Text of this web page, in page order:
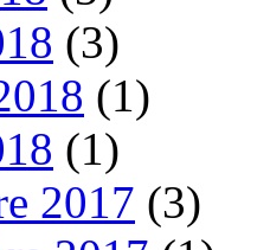
(3)
(1)
(1)
2017 (3)